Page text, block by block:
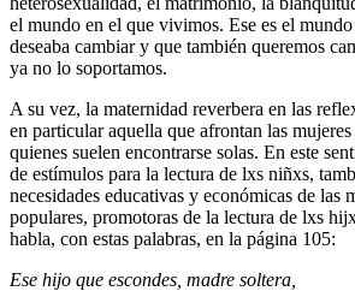
el mundo en el que vivimos. Ese es el
deseaba cambiar y que también queremos
ya no lo soportamos.
A su vez, la maternidad reverbera en las
en particular aquella que afrontan las
quienes suelen encontrarse solas. En este
de estímulos para la lectura de lxs niñxs,
necesidades educativas y económicas de las
populares, promotoras de la lectura de lxs
habla, con estas palabras, en la página 105:
Ese hijo que escondes, madre soltera,